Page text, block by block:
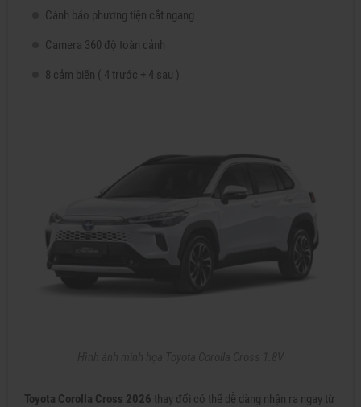
Cảnh báo phương tiện cắt ngang
Camera 360 độ toàn cảnh
8 cảm biến ( 4 trước + 4 sau )
Toyota Corolla Cross 2026 thay đổi có thể dễ dàng nhận ra ngay từ